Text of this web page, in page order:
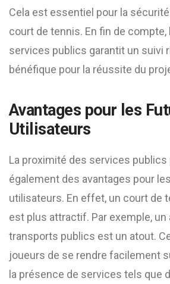
Cela est essentiel pour la
court de tennis. En fin de
services publics garantit un suivi
bénéfique pour la réussite du
Avantages pour les
Utilisateurs
La proximité des services publics
également des avantages pour
utilisateurs. En effet, un court de
est plus attractif. Par exemple,
transports publics est un atout.
joueurs de se rendre facilement
la présence de services tels que